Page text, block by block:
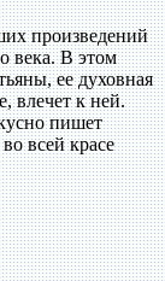
произведений
века. В этом
ее духовная
влечет к ней.
пишет
всей красе